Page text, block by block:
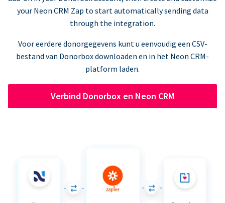
your Neon CRM Zap to start automatically sending data
through the integration.
Voor eerdere donorgegevens kunt u eenvoudig een CSV-
bestand van Donorbox downloaden en in het Neon CRM-
platform laden.
Verbind Donorbox en Neon CRM